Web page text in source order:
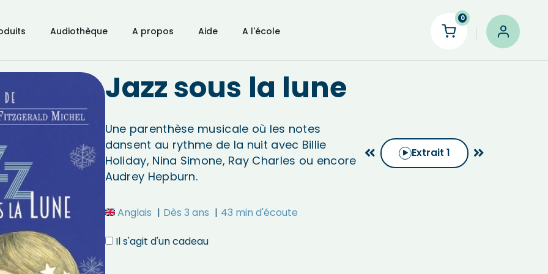
Audiothèque A propos Aide A l'école
0
Jazz sous la lune
Une parenthèse musicale où les notes
dansent au rythme de la nuit avec Billie
Holiday, Nina Simone, Ray Charles ou encore
Audrey Hepburn.
Extrait1
Anglais Dès 3 ans 43 min d'écoute
Il s'agit d'un cadeau